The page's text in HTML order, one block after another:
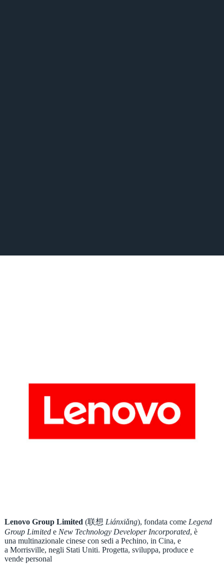
Lenovo Group Limited (联想 Liánxiǎng), fondata come Legend
Group Limitede New Technology Developer Incorporated, è
una multinazionale cinese con sedi a Pechino, in Cina, e
a Morrisville, negli Stati Uniti. Progetta, sviluppa, produce e
vende personal